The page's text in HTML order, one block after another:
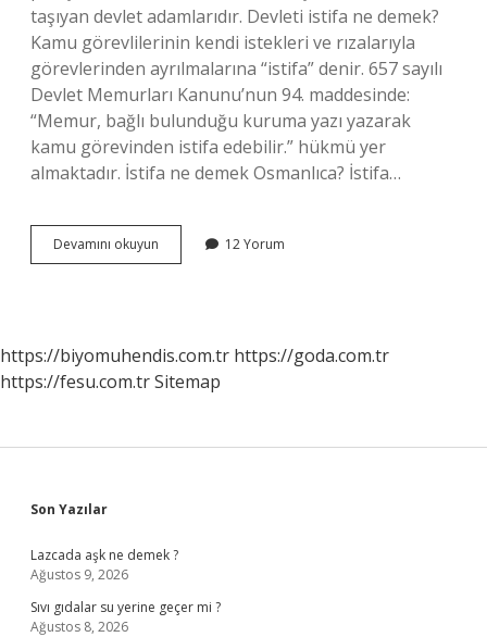
taşıyan devlet adamlarıdır. Devleti istifa ne demek?
Kamu görevlilerinin kendi istekleri ve rızalarıyla
görevlerinden ayrılmalarına “istifa” denir. 657 sayılı
Devlet Memurları Kanunu’nun 94. maddesinde:
“Memur, bağlı bulunduğu kuruma yazı yazarak
kamu görevinden istifa edebilir.” hükmü yer
almaktadır. İstifa ne demek Osmanlıca? İstifa…
Devamını okuyun
Istifa
12 Yorum
https://biyomuhendis.com.tr https://goda.com.tr
https://fesu.com.trSitemap
Sidebar
Son Yazılar
Lazcada aşk ne demek ?
Ağustos 9, 2026
Sıvı gıdalar su yerine geçer mi ?
Ağustos 8, 2026